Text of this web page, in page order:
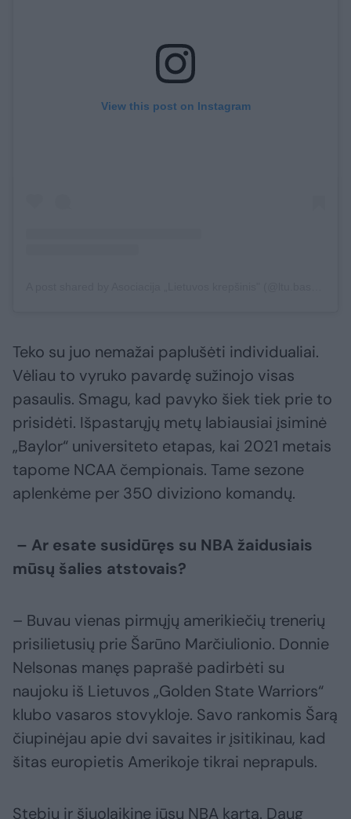
View this post on Instagram
Teko su juo nemažai paplušėti individualiai.
Vėliau to vyruko pavardę sužinojo visas
pasaulis. Smagu, kad pavyko šiek tiek prie to
prisidėti. Išpastarųjų metų labiausiai įsiminė
„Baylor“ universiteto etapas, kai 2021 metais
tapome NCAA čempionais. Tame sezone
aplenkėme per 350 diviziono komandų.
– Ar esate susidūręs su NBA žaidusiais
mūsų šalies atstovais?
– Buvau vienas pirmųjų amerikiečių trenerių
prisilietusių prie Šarūno Marčiulionio. Donnie
Nelsonas manęs paprašė padirbėti su
naujoku iš Lietuvos „Golden State Warriors“
klubo vasaros stovykloje. Savo rankomis Šarą
čiupinėjau apie dvi savaites ir įsitikinau, kad
šitas europietis Amerikoje tikrai neprapuls.
Stebiu ir šiuolaikinę jūsų NBA kartą. Daug